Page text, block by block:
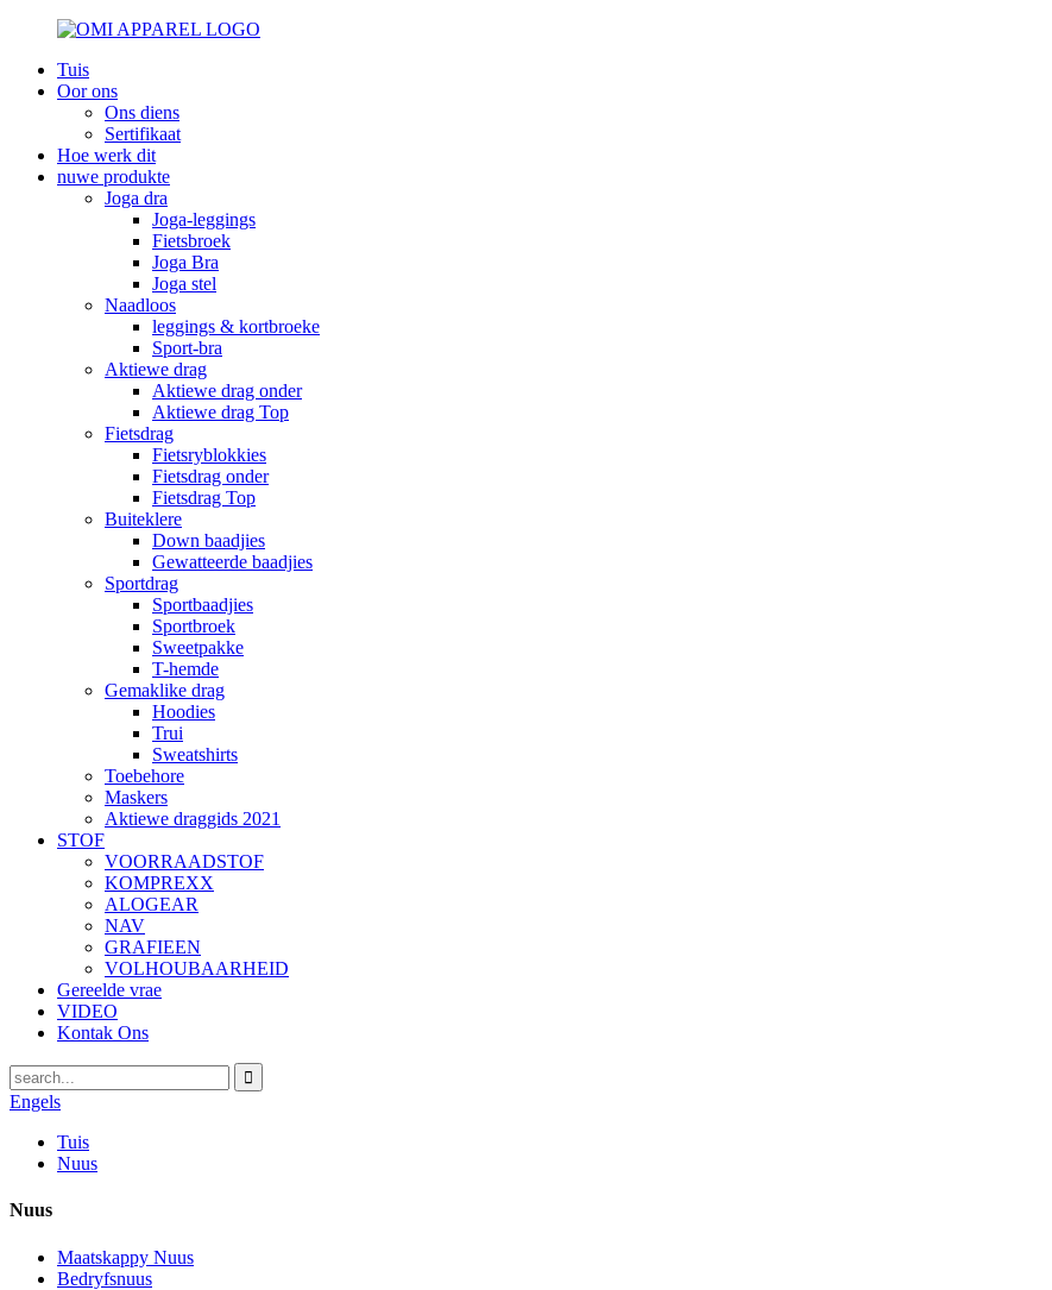
Tuis
Oor ons
Ons diens
Sertifikaat
Hoe werk dit
nuwe produkte
Joga dra
Joga-leggings
Fietsbroek
Joga Bra
Joga stel
Naadloos
leggings & kortbroeke
Sport-bra
Aktiewe drag
Aktiewe drag onder
Aktiewe drag Top
Fietsdrag
Fietsryblokkies
Fietsdrag onder
Fietsdrag Top
Buiteklere
Down baadjies
Gewatteerde baadjies
Sportdrag
Sportbaadjies
Sportbroek
Sweetpakke
T-hemde
Gemaklike drag
Hoodies
Trui
Sweatshirts
Toebehore
Maskers
Aktiewe draggids 2021
STOF
VOORRAADSTOF
KOMPREXX
ALOGEAR
NAV
GRAFIEEN
VOLHOUBAARHEID
Gereelde vrae
VIDEO
Kontak Ons
Engels
Tuis
Nuus
Nuus
Maatskappy Nuus
Bedryfsnuus